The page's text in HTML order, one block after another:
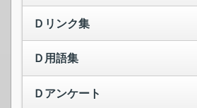
Ｄリンク集
Ｄ用語集
Ｄアンケート